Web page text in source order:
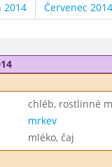
2014 Červenec 2014
chléb, rostlinné
mrkev
mléko, čaj